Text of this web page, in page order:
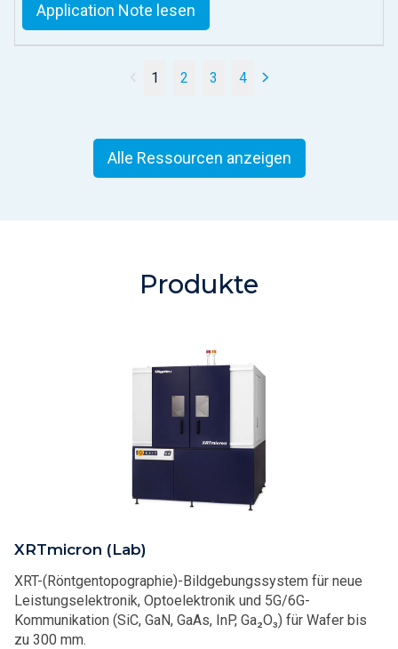
Application Note lesen
1 2 3 4
Alle Ressourcen anzeigen
Produkte
XRTmicron (Lab)
XRT-(Röntgentopographie)-Bildgebungssystem für neue
Leistungselektronik, Optoelektronik und 5G/6G-
Kommunikation (SiC, GaN, GaAs, InP, Ga₂O₃) für Wafer bis
zu 300 mm.